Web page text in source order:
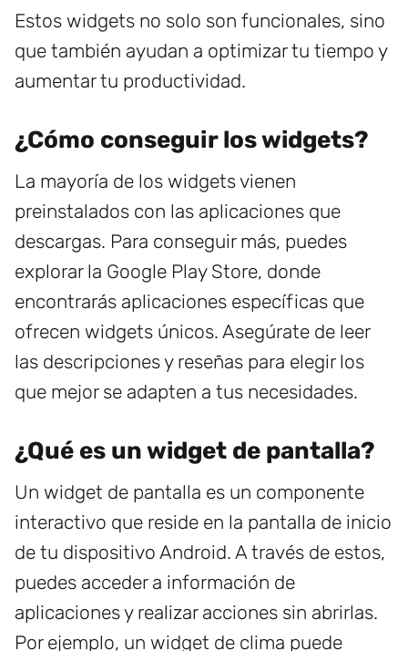
Estos widgets no solo son funcionales, sino
que también ayudan a optimizar tu tiempo y
aumentar tu productividad.
¿Cómo conseguir los widgets?
La mayoría de los widgets vienen
preinstalados con las aplicaciones que
descargas. Para conseguir más, puedes
explorar la Google Play Store, donde
encontrarás aplicaciones específicas que
ofrecen widgets únicos. Asegúrate de leer
las descripciones y reseñas para elegir los
que mejor se adapten a tus necesidades.
¿Qué es un widget de pantalla?
Un widget de pantalla es un componente
interactivo que reside en la pantalla de inicio
de tu dispositivo Android. A través de estos,
puedes acceder a información de
aplicaciones y realizar acciones sin abrirlas.
Por ejemplo, un widget de clima puede